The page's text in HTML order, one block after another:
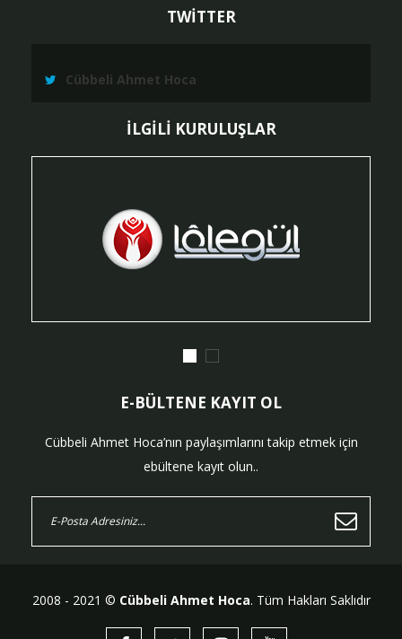
TWİTTER
Cübbeli Ahmet Hoca
İLGİLİ KURULUŞLAR
E-BÜLTENE KAYIT OL
Cübbeli Ahmet Hoca’nın paylaşımlarını takip etmek için
ebültene kayıt olun..
2008 - 2021 © Cübbeli Ahmet Hoca. Tüm Hakları Saklıdır